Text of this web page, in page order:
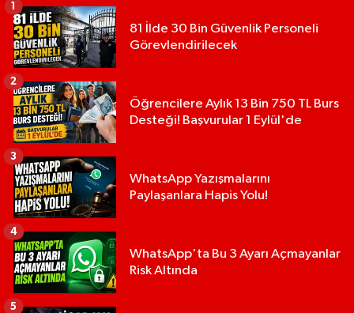
81 İlde 30 Bin Güvenlik Personeli
Görevlendirilecek
1
Öğrencilere Aylık 13 Bin 750 TL Burs
Desteği! Başvurular 1 Eylül'de
2
WhatsApp Yazışmalarını
Paylaşanlara Hapis Yolu!
3
WhatsApp'ta Bu 3 Ayarı Açmayanlar
Risk Altında
4
5